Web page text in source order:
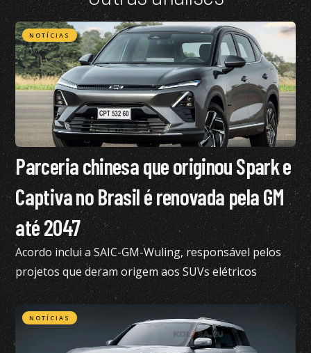
NOTÍCIAS
Parceria chinesa que originou Spark e
Captiva no Brasil é renovada pela GM
até 2047
Acordo inclui a SAIC-GM-Wuling, responsável pelos
projetos que deram origem aos SUVs elétricos
vendidos atualmente no Brasil
NOTÍCIAS